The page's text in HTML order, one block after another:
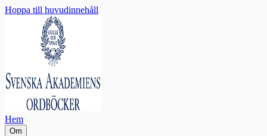
Hoppa till huvudinnehåll
Hem
Om